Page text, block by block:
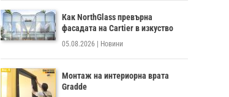
Как NorthGlass превърна
фасадата на Cartier в изкуство
05.08.2026 Новини
Монтаж на интериорна врата
Gradde